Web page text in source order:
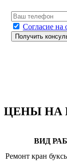
Согласие на
ЦЕНЫ НА
ВИД
Ремонт кран